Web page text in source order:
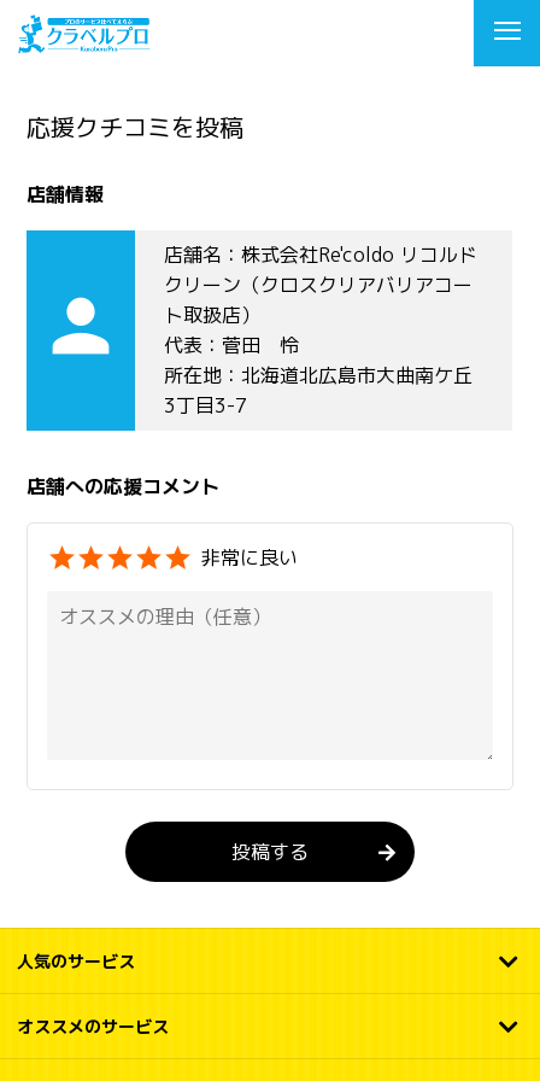
応援クチコミを投稿
店舗情報
person
店舗名：株式会社Re'coldo リコルド
クリーン（クロスクリアバリアコー
ト取扱店）
代表：菅田 怜
所在地：北海道北広島市大曲南ケ丘
3丁目3-7
店舗への応援コメント
非常に良い
投稿する
人気のサービス
オススメのサービス